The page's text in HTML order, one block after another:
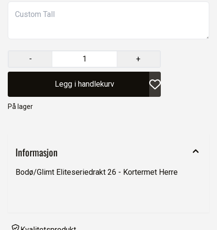
- +
Legg i handlekurv
På lager
Informasjon
Bodø/Glimt Eliteseriedrakt 26 - Kortermet Herre